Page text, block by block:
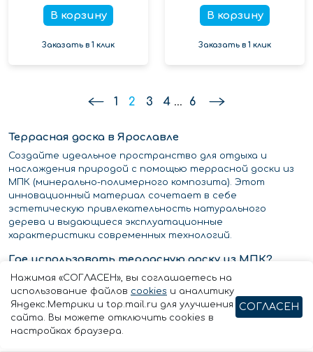
В корзину
Заказать в 1 клик
В корзину
Заказать в 1 клик
1 2 3 4 ... 6
Террасная доска в Ярославле
Создайте идеальное пространство для отдыха и
наслаждения природой с помощью террасной доски из
МПК (минерально-полимерного композита). Этот
инновационный материал сочетает в себе
эстетическую привлекательность натурального
дерева и выдающиеся эксплуатационные
характеристики современных технологий.
Где использовать террасную доску из МПК?
Открытые террасы
Зоны вокруг бассейнов
Ландшафтный дизайн
Беседки и веранды
Нажимая «СОГЛАСЕН», вы соглашаетесь на
использование файлов cookies и аналитику
Яндекс.Метрики и top.mail.ru для улучшения
сайта. Вы можете отключить cookies в
настройках браузера.
СОГЛАСЕН